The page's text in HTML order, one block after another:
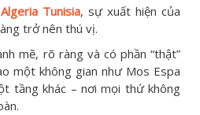
Tunisia, sự xuất hiện của
trở nên thú vị.
mẽ, rõ ràng và có phần “thật”
một không gian như Mos Espa
tầng khác – nơi mọi thứ không